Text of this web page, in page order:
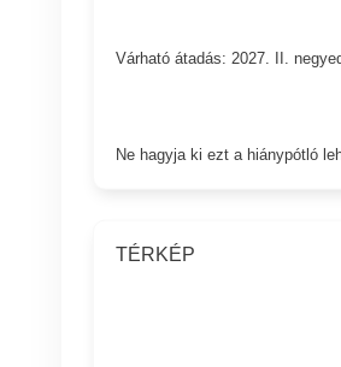
Várható átadás: 2027. II.
Ne hagyja ki ezt a hiánypótló
TÉRKÉP